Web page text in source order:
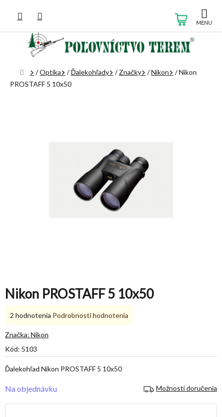
obsah
KOŠÍK
Domov
/Optika / Ďalekohľady / Značky /Nikon /Nikon
PROSTAFF 5 10x50
Nikon PROSTAFF 5 10x50
Kód: 5103
Na objednávku Možnosti doručenia
Ďalekohľad Nikon PROSTAFF 5 10x50
Priemerné
produktu
5,0
5
2 hodnotenia Podrobnosti hodnotenia
Značka: Nikon